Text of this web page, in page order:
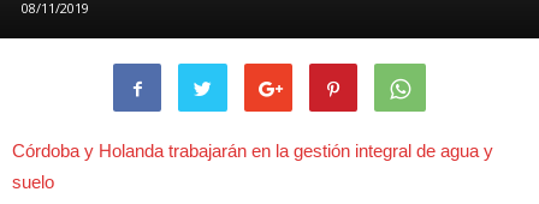
08/11/2019
Córdoba y Holanda trabajarán en la gestión integral de agua y
suelo